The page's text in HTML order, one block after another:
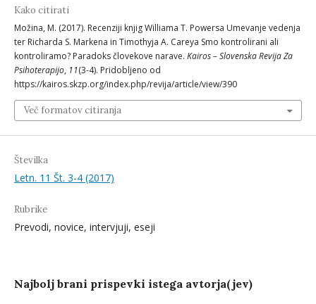
Kako citirati
Možina, M. (2017). Recenziji knjig Williama T. Powersa Umevanje vedenja
ter Richarda S. Markena in Timothyja A. Careya Smo kontrolirani ali
kontroliramo? Paradoks človekove narave. Kairos – Slovenska Revija Za
Psihoterapijo, 11(3-4). Pridobljeno od
https://kairos.skzp.org/index.php/revija/article/view/390
Več formatov citiranja
Številka
Letn. 11 Št. 3-4 (2017)
Rubrike
Prevodi, novice, intervjuji, eseji
Najbolj brani prispevki istega avtorja(jev)